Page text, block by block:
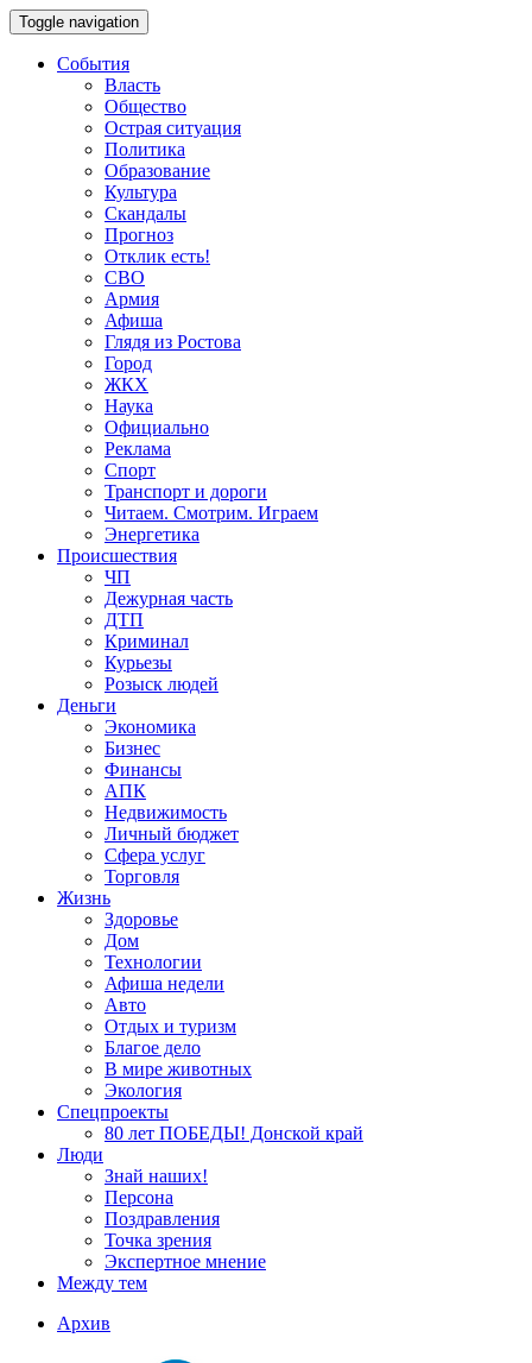
Toggle navigation
События
Власть
Общество
Острая ситуация
Политика
Образование
Культура
Скандалы
Прогноз
Отклик есть!
СВО
Армия
Афиша
Глядя из Ростова
Город
ЖКХ
Наука
Официально
Реклама
Спорт
Транспорт и дороги
Читаем. Смотрим. Играем
Энергетика
Происшествия
ЧП
Дежурная часть
ДТП
Криминал
Курьезы
Розыск людей
Деньги
Экономика
Бизнес
Финансы
АПК
Недвижимость
Личный бюджет
Сфера услуг
Торговля
Жизнь
Здоровье
Дом
Технологии
Афиша недели
Авто
Отдых и туризм
Благое дело
В мире животных
Экология
Спецпроекты
80 лет ПОБЕДЫ! Донской край
Люди
Знай наших!
Персона
Поздравления
Точка зрения
Экспертное мнение
Между тем
Архив